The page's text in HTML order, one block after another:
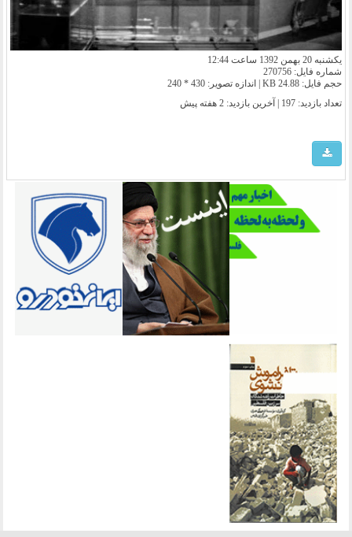
یکشنبه 20 بهمن 1392 ساعت 12:44
شماره فایل: 270756
حجم فایل: 24.88 KB | اندازه تصویر: 430 * 240
تعداد بازدید: 197 | آخرین بازدید:
2 هفته پیش